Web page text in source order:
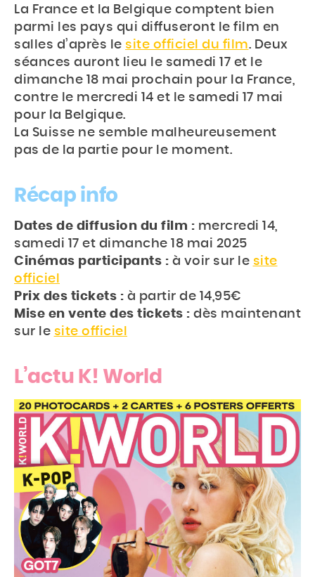
La France et la Belgique comptent bien
parmi les pays qui diffuseront le film en
salles d’après le site officiel du film. Deux
séances auront lieu le samedi 17 et le
dimanche 18 mai prochain pour la France,
contre le mercredi 14 et le samedi 17 mai
pour la Belgique.
La Suisse ne semble malheureusement
pas de la partie pour le moment.
Récap info
Dates de diffusion du film : mercredi 14,
samedi 17 et dimanche 18 mai 2025
Cinémas participants : à voir sur le site
officiel
Prix des tickets : à partir de 14,95€
Mise en vente des tickets : dès maintenant
sur le site officiel
L’actu K! World